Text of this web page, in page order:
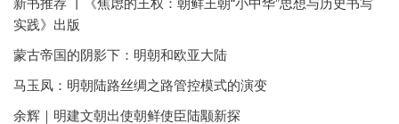
新书推荐 丨《焦虑的王权：朝鲜王朝“小中华”思想与历史书写
实践》出版
蒙古帝国的阴影下：明朝和欧亚大陆
马玉凤：明朝陆路丝绸之路管控模式的演变
余辉｜明建文朝出使朝鲜使臣陆颙新探